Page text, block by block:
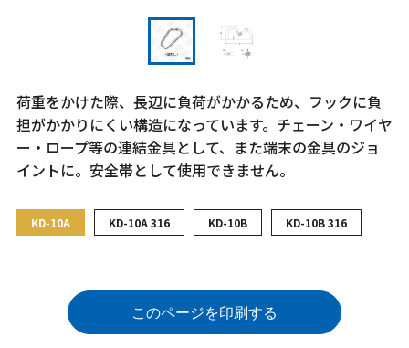
荷重をかけた際、長辺に負荷がかかるため、フックに負
担がかかりにくい構造になっています。チェーン・ワイヤ
ー・ロープ等の連結金具として、また端末の金具のジョ
イントに。安全帯として使用できません。
KD-10A KD-10A 316 KD-10B KD-10B 316
このページを印刷する